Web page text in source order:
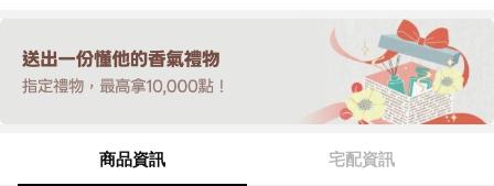
商品資訊 宅配資訊